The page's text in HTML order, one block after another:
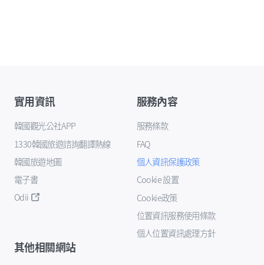
實用資訊
韓國觀光公社APP
1330韓國旅遊諮詢翻譯熱線
韓國旅遊地圖
電子書
Odii
服務內容
服務條款
FAQ
個人資訊保護政策
Cookie 設置
Cookie政策
位置資訊服務使用條款
個人位置資訊處理方針
其他相關網站